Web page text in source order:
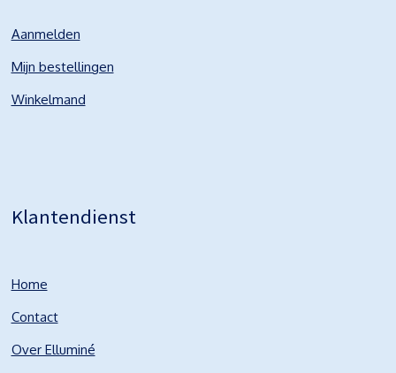
Aanmelden
Mijn bestellingen
Winkelmand
Klantendienst
Home
Contact
Over Elluminé